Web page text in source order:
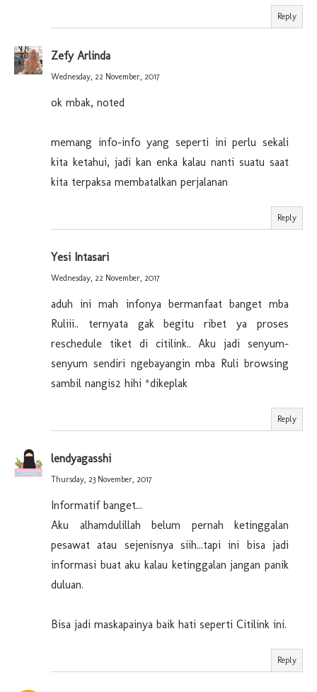
Reply
Zefy Arlinda
Wednesday, 22 November, 2017
ok mbak, noted
memang info-info yang seperti ini perlu sekali
kita ketahui, jadi kan enka kalau nanti suatu saat
kita terpaksa membatalkan perjalanan
Reply
Yesi Intasari
Wednesday, 22 November, 2017
aduh ini mah infonya bermanfaat banget mba
Ruliii.. ternyata gak begitu ribet ya proses
reschedule tiket di citilink.. Aku jadi senyum-
senyum sendiri ngebayangin mba Ruli browsing
sambil nangis2 hihi *dikeplak
Reply
lendyagasshi
Thursday, 23 November, 2017
Informatif banget...
Aku alhamdulillah belum pernah ketinggalan
pesawat atau sejenisnya siih...tapi ini bisa jadi
informasi buat aku kalau ketinggalan jangan panik
duluan.
Bisa jadi maskapainya baik hati seperti Citilink ini.
Reply